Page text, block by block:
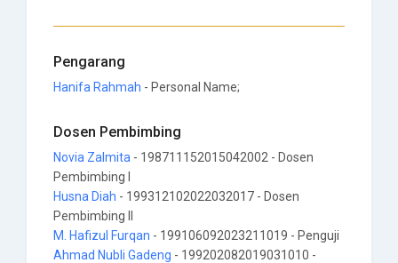
Pengarang
Hanifa Rahmah - Personal Name;
Dosen Pembimbing
Novia Zalmita - 198711152015042002 - Dosen
Pembimbing I
Husna Diah - 199312102022032017 - Dosen
Pembimbing II
M. Hafizul Furqan - 199106092023211019 - Penguji
Ahmad Nubli Gadeng - 199202082019031010 -